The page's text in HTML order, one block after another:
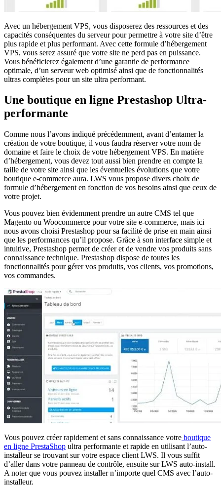
Avec un hébergement VPS, vous disposerez des ressources et des
capacités conséquentes du serveur pour permettre à votre site d’être
plus rapide et plus performant. Avec cette formule d’hébergement
VPS, vous serez assuré que votre site ne perd pas en puissance.
Vous bénéficierez également d’une garantie de performance
optimale, d’un serveur web optimisé ainsi que de fonctionnalités
ultras complètes pour un site ultra performant.
Une boutique en ligne Prestashop Ultra-
performante
Comme nous l’avons indiqué précédemment, avant d’entamer la
création de votre boutique, il vous faudra réserver votre nom de
domaine et faire le choix de votre hébergement VPS. En matière
d’hébergement, vous devez tout aussi bien prendre en compte la
taille de votre site ainsi que les éventuelles évolutions que votre
boutique e-commerce aura. LWS vous propose divers choix de
formule d’hébergement en fonction de vos besoins ainsi que ceux de
votre projet.
Vous pouvez bien évidemment prendre un autre CMS tel que
Magento ou Woocommerce pour votre site e-commerce, mais ici
nous avons choisi Prestashop pour sa facilité de prise en main ainsi
que les performances qu’il propose. Grâce à son interface simple et
intuitive, Prestashop permet de créer et de vendre vos produits sans
connaissance technique. Prestashop dispose de toutes les
fonctionnalités pour gérer vos produits, vos clients, vos promotions,
vos commandes.
Vous pouvez créer rapidement et sans connaissance votre boutique
en ligne PrestaShop ultra performante et rapide en utilisant l’auto-
installeur se trouvant sur votre espace client LWS. Il vous suffit
d’aller dans votre panneau de contrôle, ensuite sur LWS auto-install.
A noter que vous pouvez installer n’importe quel CMS avec l’auto-
installeur.